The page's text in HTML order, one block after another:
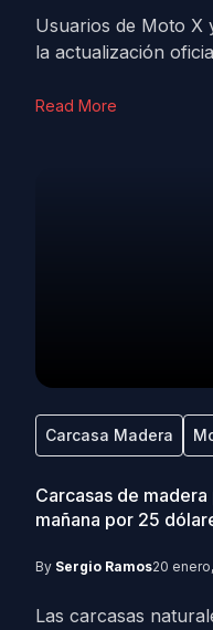
Usuarios de Moto X
la actualización
Read More
Carcasa Madera
Carcasas de
mañana por 25
By Sergio Ramos20
Las carcasas